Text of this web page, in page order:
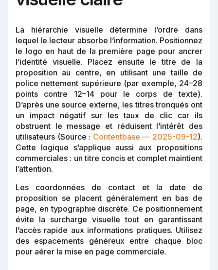
La hiérarchie visuelle détermine l’ordre dans
lequel le lecteur absorbe l’information. Positionnez
le logo en haut de la première page pour ancrer
l’identité visuelle. Placez ensuite le titre de la
proposition au centre, en utilisant une taille de
police nettement supérieure (par exemple, 24–28
points contre 12–14 pour le corps de texte).
D’après une source externe, les titres tronqués ont
un impact négatif sur les taux de clic car ils
obstruent le message et réduisent l’intérêt des
utilisateurs (Source : Contentbase — 2025-09-12).
Cette logique s’applique aussi aux propositions
commerciales : un titre concis et complet maintient
l’attention.
Les coordonnées de contact et la date de
proposition se placent généralement en bas de
page, en typographie discrète. Ce positionnement
évite la surcharge visuelle tout en garantissant
l’accès rapide aux informations pratiques. Utilisez
des espacements généreux entre chaque bloc
pour aérer la mise en page commerciale.